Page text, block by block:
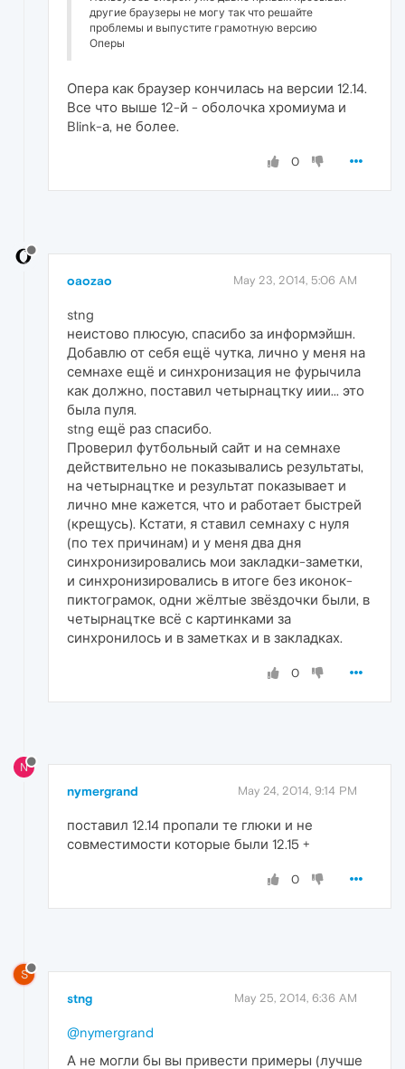
другие браузеры не могу так что решайте
проблемы и выпустите грамотную версию
Оперы
Опера как браузер кончилась на версии 12.14.
Все что выше 12-й - оболочка хромиума и
Blink-а, не более.
0
oaozao May 23, 2014, 5:06 AM
stng
неистово плюсую, спасибо за информэйшн.
Добавлю от себя ещё чутка, лично у меня на
семнахе ещё и синхронизация не фурычила
как должно, поставил четырнацтку иии... это
была пуля.
stng ещё раз спасибо.
Проверил футбольный сайт и на семнахе
действительно не показывались результаты,
на четырнацтке и результат показывает и
лично мне кажется, что и работает быстрей
(крещусь). Кстати, я ставил семнаху с нуля
(по тех причинам) и у меня два дня
синхронизировались мои закладки-заметки,
и синхронизировались в итоге без иконок-
пиктограмок, одни жёлтые звёздочки были, в
четырнацтке всё с картинками за
синхронилось и в заметках и в закладках.
0
N
nymergrand May 24, 2014, 9:14 PM
поставил 12.14 пропали те глюки и не
совместимости которые были 12.15 +
0
S
stng May 25, 2014, 6:36 AM
@nymergrand
А не могли бы вы привести примеры (лучше